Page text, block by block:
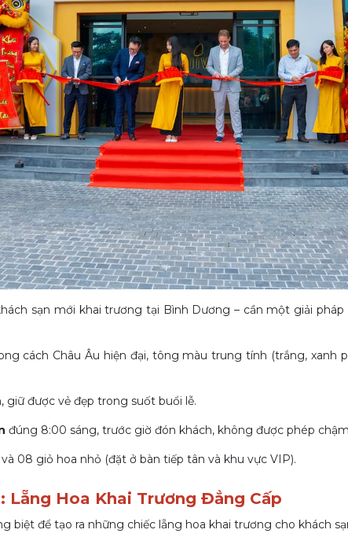
sạn mới khai trương tại Bình Dương – cần một giải pháp
cách Châu Âu hiện đại, tông màu trung tính (trắng, xanh
giữ được vẻ đẹp trong suốt buổi lễ.
đúng 8:00 sáng, trước giờ đón khách, không được phép
08 giỏ hoa nhỏ (đặt ở bàn tiếp tân và khu vực VIP).
Lẵng Hoa Khai Trương Đẳng Cấp
biệt để tạo ra những chiếc lẵng hoa khai trương cho khách